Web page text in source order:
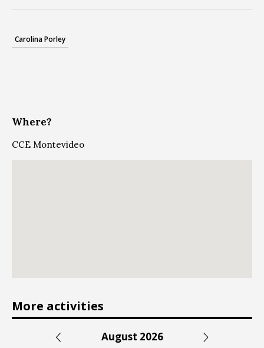
Carolina Porley
Where?
CCE Montevideo
More activities
August 2026